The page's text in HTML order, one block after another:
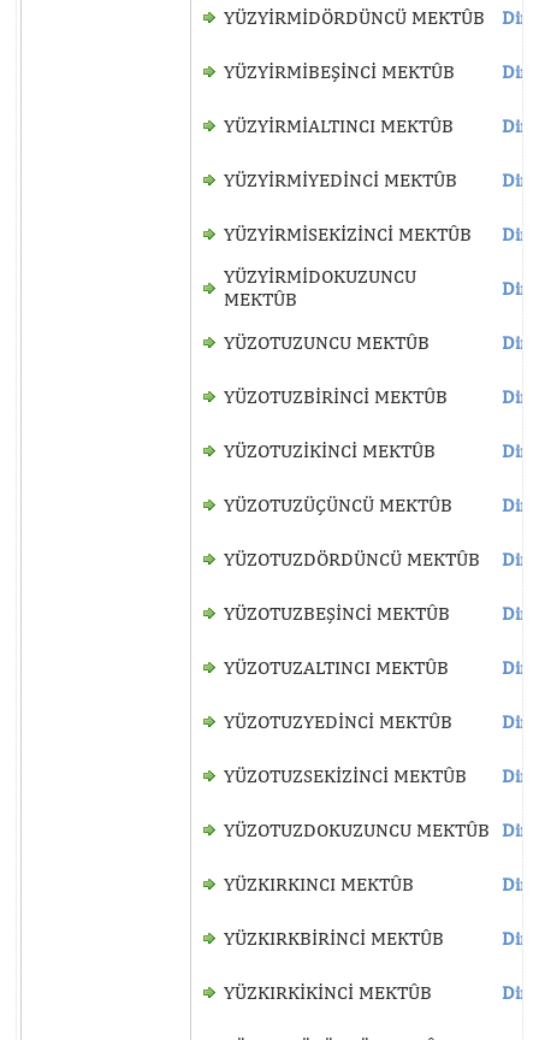
YÜZYİRMİDÖRDÜNCÜ MEKTÛB
YÜZYİRMİBEŞİNCİ MEKTÛB
YÜZYİRMİALTINCI MEKTÛB
YÜZYİRMİYEDİNCİ MEKTÛB
YÜZYİRMİSEKİZİNCİ MEKTÛB
YÜZYİRMİDOKUZUNCU
MEKTÛB
YÜZOTUZUNCU MEKTÛB
YÜZOTUZBİRİNCİ MEKTÛB
YÜZOTUZİKİNCİ MEKTÛB
YÜZOTUZÜÇÜNCÜ MEKTÛB
YÜZOTUZDÖRDÜNCÜ MEKTÛB
YÜZOTUZBEŞİNCİ MEKTÛB
YÜZOTUZALTINCI MEKTÛB
YÜZOTUZYEDİNCİ MEKTÛB
YÜZOTUZSEKİZİNCİ MEKTÛB
YÜZOTUZDOKUZUNCU MEKTÛB
YÜZKIRKINCI MEKTÛB
YÜZKIRKBİRİNCİ MEKTÛB
YÜZKIRKİKİNCİ MEKTÛB